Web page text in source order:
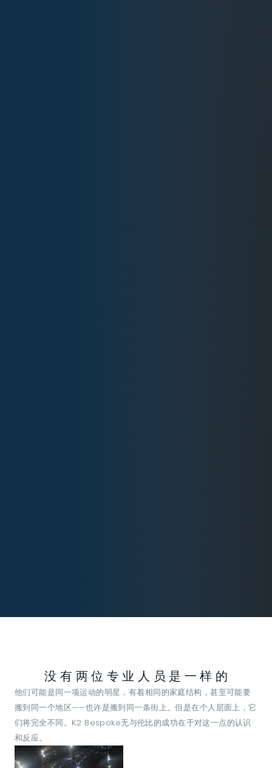
没有两位专业人员是一样的
他们可能是同一项运动的明星，有着相同的家庭结构，甚至可能要
搬到同一个地区——也许是搬到同一条街上。但是在个人层面上，它
们将完全不同。K2 Bespoke无与伦比的成功在于对这一点的认识
和反应。